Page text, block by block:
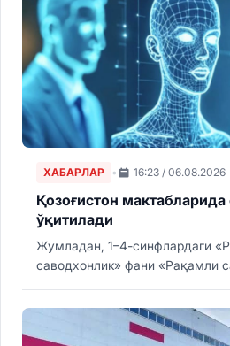
ХАБАРЛАР • 16:23 / 06.08.2026
Қозоғистон
ўқитилади
Жумладан, 1–4-синфлардаги
саводхонлик» фани «Рақамли
интеллект» фанига